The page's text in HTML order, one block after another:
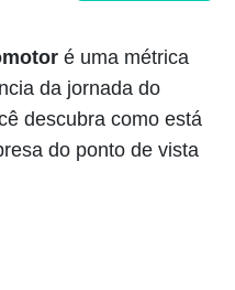
é uma métrica
da jornada do
descubra como está
do ponto de vista